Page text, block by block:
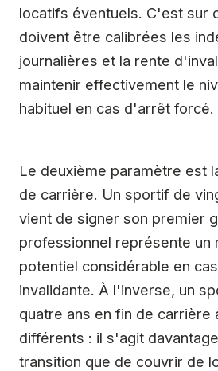
locatifs éventuels. C'est sur
doivent être calibrées les
journalières et la rente
maintenir effectivement le
habituel en cas d'arrêt forcé.
Le deuxième paramètre est
de carrière. Un sportif de
vient de signer son premier
professionnel représente un
potentiel considérable en
invalidante. À l'inverse, un
quatre ans en fin de carrière
différents : il s'agit
transition que de couvrir de